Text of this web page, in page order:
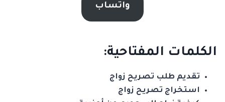
واتساب
الكلمات المفتاحية:
تقديم طلب تصريح زواج
استخراج تصريح زواج